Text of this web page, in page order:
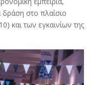
δράση στο πλαίσιο
και των εγκαινίων της